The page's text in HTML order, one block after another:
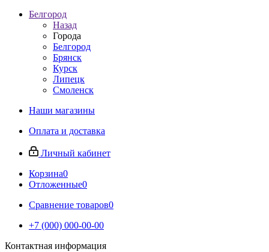
Белгород
Назад
Города
Белгород
Брянск
Курск
Липецк
Смоленск
Наши магазины
Оплата и доставка
Личный кабинет
Корзина0
Отложенные0
Сравнение товаров0
+7 (000) 000-00-00
Контактная информация